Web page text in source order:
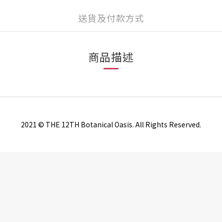
送貨及付款方式
商品描述
2021 © THE 12TH Botanical Oasis. All Rights Reserved.